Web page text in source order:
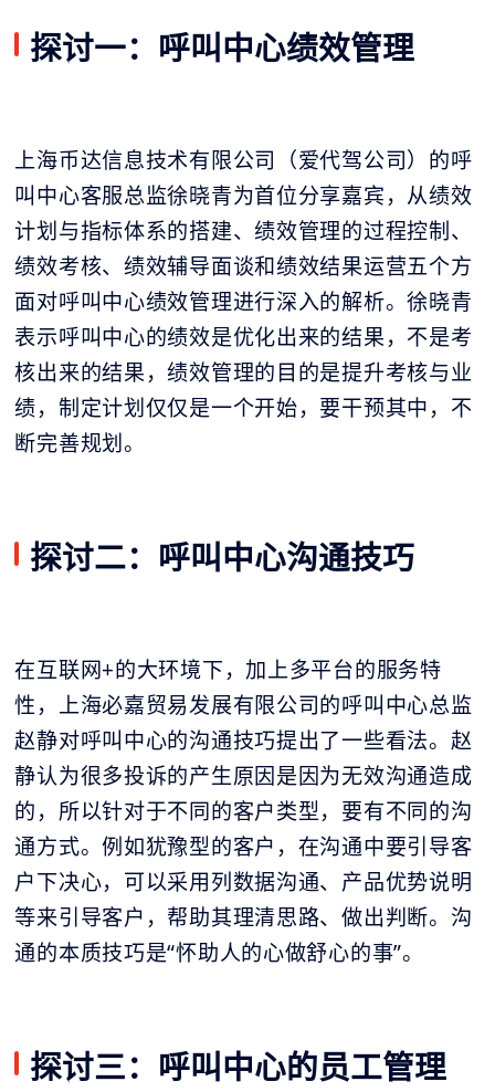
探讨一：呼叫中心绩效管理
上海币达信息技术有限公司（爱代驾公司）的呼
叫中心客服总监徐晓青为首位分享嘉宾，从绩效
计划与指标体系的搭建、绩效管理的过程控制、
绩效考核、绩效辅导面谈和绩效结果运营五个方
面对呼叫中心绩效管理进行深入的解析。徐晓青
表示呼叫中心的绩效是优化出来的结果，不是考
核出来的结果，绩效管理的目的是提升考核与业
绩，制定计划仅仅是一个开始，要干预其中，不
断完善规划。
探讨二：呼叫中心沟通技巧
在互联网+的大环境下，加上多平台的服务特
性，上海必嘉贸易发展有限公司的呼叫中心总监
赵静对呼叫中心的沟通技巧提出了一些看法。赵
静认为很多投诉的产生原因是因为无效沟通造成
的，所以针对于不同的客户类型，要有不同的沟
通方式。例如犹豫型的客户，在沟通中要引导客
户下决心，可以采用列数据沟通、产品优势说明
等来引导客户，帮助其理清思路、做出判断。沟
通的本质技巧是“怀助人的心做舒心的事”。
探讨三：呼叫中心的员工管理